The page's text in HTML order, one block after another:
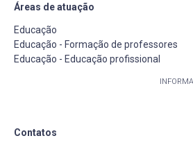
Áreas de atuação
Educação
Educação - Formação de professores
Educação - Educação profissional
Contatos